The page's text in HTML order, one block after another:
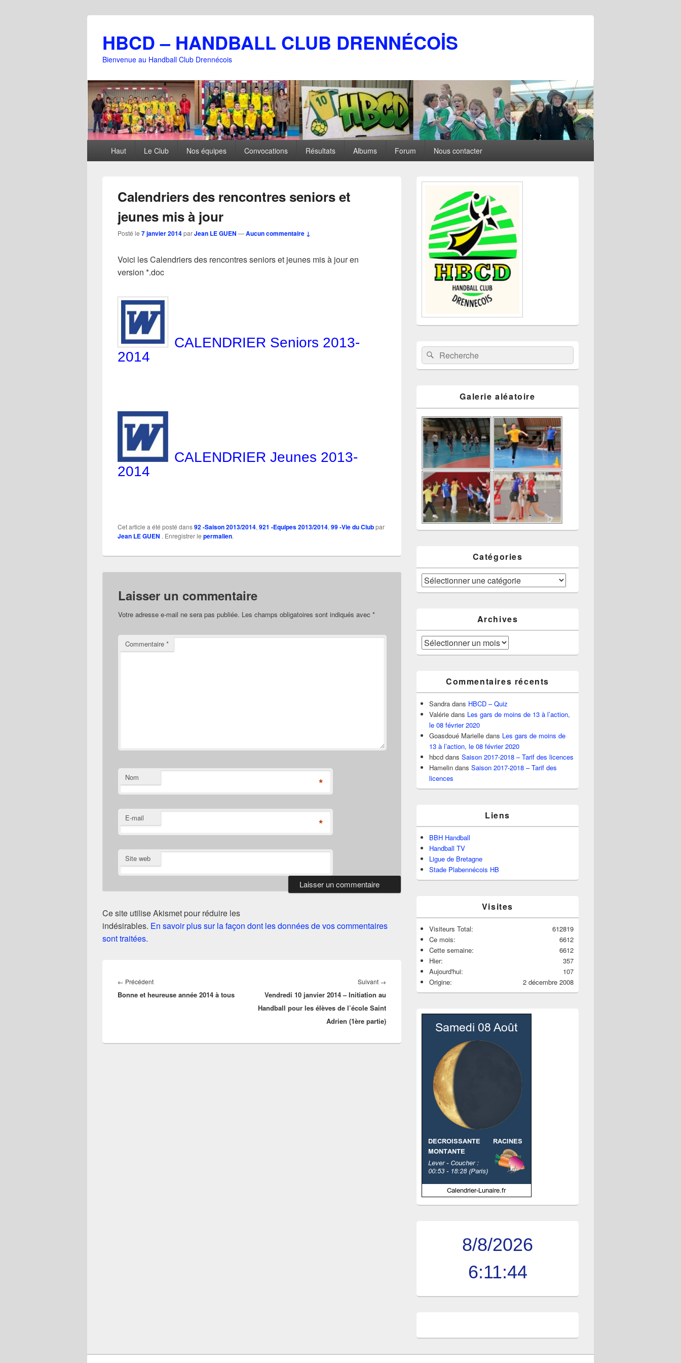
HBCD – HANDBALL CLUB DRENNÉCOİS
Bienvenue au Handball Club Drennécois
principalHaut Le Club Nos équipes Convocations Résultats Albums Forum Nous contacter
Calendriers des rencontres seniors et
jeunes mis à jour
Posté le 7 janvier 2014parJean LE GUEN —Aucun commentaire ↓
Voici les Calendriers des rencontres seniors et jeunes mis à jour en
version *.doc
CALENDRIER Seniors 2013-
2014
CALENDRIER Jeunes 2013-
2014
Cet article a été posté dans92 -Saison 2013/2014, 921 -Equipes 2013/2014, 99 -Vie du Clubpar
Jean LE GUEN . Enregistrer le permalien.
Laisser un commentaire
Votre adresse e-mail ne sera pas publiée. Les champs obligatoires sont indiqués avec *
Commentaire *
Nom *
E-mail *
Site web
Ce site utilise Akismet pour réduire les
indésirables. En savoir plus sur la façon dont les données de vos commentaires
sont traitées.
de
l’article
← PrécédentArticle
précédent :
Bonne et heureuse année 2014 à tous
Suivant →
Vendredi 10 janvier 2014 – Initiation au
Handball pour les élèves de l’école Saint
Adrien (1ère partie)
Zone
barre
latérale
Recherche :Rechercher
Galerie aléatoire
Catégories
Catégories
Archives
Archives
Commentaires récents
Sandra dans HBCD – Quiz
Valérie dans Les gars de moins de 13 à l’action,
le 08 février 2020
Goasdoué Marielle dans Les gars de moins de
13 à l’action, le 08 février 2020
hbcd dans Saison 2017-2018 – Tarif des licences
Hamelin dans Saison 2017-2018 – Tarif des
licences
Liens
BBH Handball
Handball TV
Ligue de Bretagne
Stade Plabennécois HB
Visites
612819
Visiteurs Total:
6612
Ce mois:
6612
Cette semaine:
357
Hier:
107
Aujourd'hui:
2 décembre 2008
Origine:
8/8/2026
6:11:45